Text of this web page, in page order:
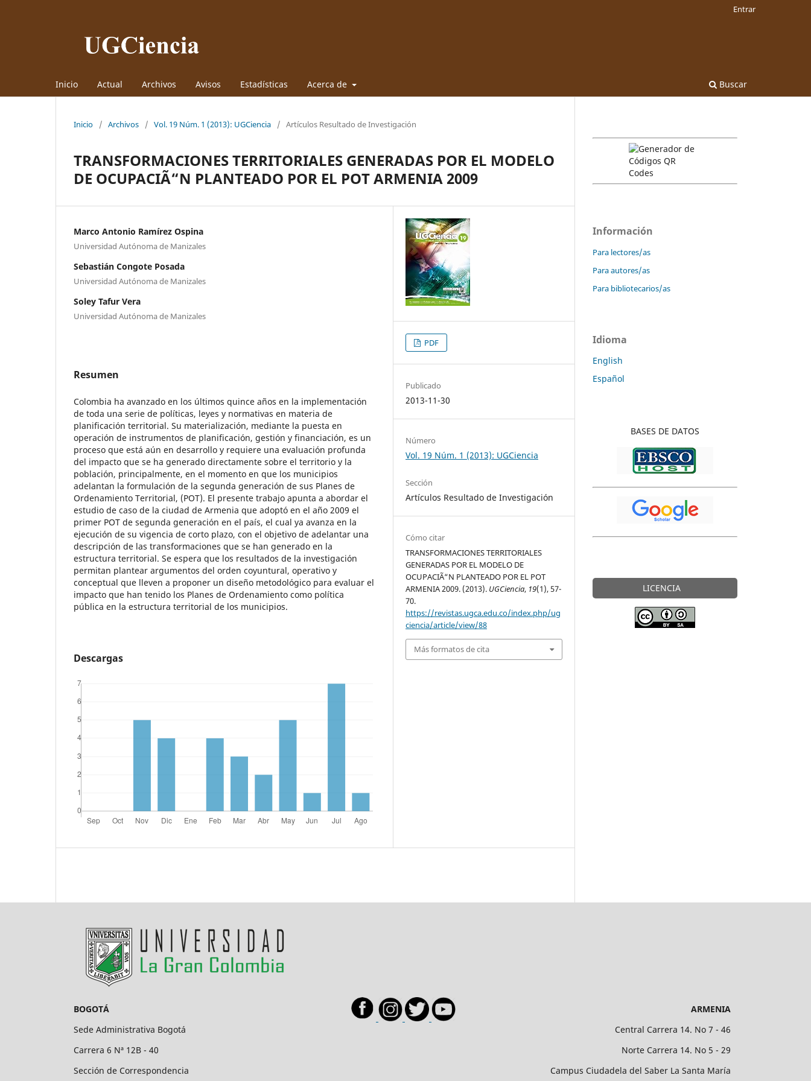
Inicio Actual Archivos Avisos Estadísticas Acerca de Buscar
Entrar
Inicio / Archivos / Vol. 19 Núm. 1 (2013): UGCiencia / Artículos Resultado de Investigación
TRANSFORMACIONES TERRITORIALES GENERADAS POR EL MODELO
DE OCUPACIÃ“N PLANTEADO POR EL POT ARMENIA 2009
Marco Antonio Ramírez Ospina
Universidad Autónoma de Manizales
Sebastián Congote Posada
Universidad Autónoma de Manizales
Soley Tafur Vera
Universidad Autónoma de Manizales
Resumen
Colombia ha avanzado en los últimos quince años en la implementación
de toda una serie de políticas, leyes y normativas en materia de
planificación territorial. Su materialización, mediante la puesta en
operación de instrumentos de planificación, gestión y financiación, es un
proceso que está aún en desarrollo y requiere una evaluación profunda
del impacto que se ha generado directamente sobre el territorio y la
población, principalmente, en el momento en que los municipios
adelantan la formulación de la segunda generación de sus Planes de
Ordenamiento Territorial, (POT). El presente trabajo apunta a abordar el
estudio de caso de la ciudad de Armenia que adoptó en el año 2009 el
primer POT de segunda generación en el país, el cual ya avanza en la
ejecución de su vigencia de corto plazo, con el objetivo de adelantar una
descripción de las transformaciones que se han generado en la
estructura territorial. Se espera que los resultados de la investigación
permitan plantear argumentos del orden coyuntural, operativo y
conceptual que lleven a proponer un diseño metodológico para evaluar el
impacto que han tenido los Planes de Ordenamiento como política
pública en la estructura territorial de los municipios.
Descargas
PDF
Publicado
2013-11-30
Número
Vol. 19 Núm. 1 (2013): UGCiencia
Sección
Artículos Resultado de Investigación
Cómo citar
TRANSFORMACIONES TERRITORIALES
GENERADAS POR EL MODELO DE
OCUPACIÃ“N PLANTEADO POR EL POT
ARMENIA 2009. (2013). UGCiencia, 19(1), 57-
70.
https://revistas.ugca.edu.co/index.php/ug
ciencia/article/view/88
Más formatos de cita
Información
Para lectores/as
Para autores/as
Para bibliotecarios/as
Idioma
English
Español
BASES DE DATOS
LICENCIA
BOGOTÁ
Sede Administrativa Bogotá
Carrera 6 Nª 12B - 40
Sección de Correspondencia
ARMENIA
Central Carrera 14. No 7 - 46
Norte Carrera 14. No 5 - 29
Campus Ciudadela del Saber La Santa María